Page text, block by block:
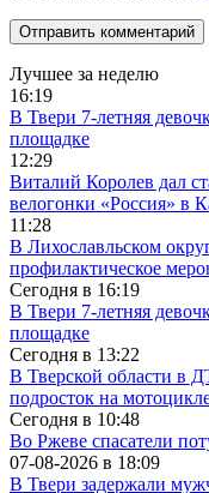
Лучшее за неделю
16:19
В Твери 7-летняя
площадке
12:29
Виталий Королев дал
велогонки «Россия» в
11:28
В Лихославльском
профилактическое
Сегодня в 16:19
В Твери 7-летняя
площадке
Сегодня в 13:22
В Тверской области в
подросток на
Сегодня в 10:48
Во Ржеве спасатели
07-08-2026 в 18:09
В Твери задержали